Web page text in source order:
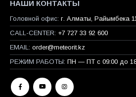
НАШИ КОНТАКТЫ
Головной офис: г. Алматы, Райымбека
CALL-CENTER: +7 727 33 92 600
EMAIL: order@meteorit.kz
РЕЖИМ РАБОТЫ: ПН — ПТ с 09:00 до